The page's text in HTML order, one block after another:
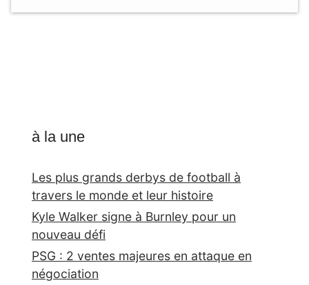
à la une
Les plus grands derbys de football à
travers le monde et leur histoire
Kyle Walker signe à Burnley pour un
nouveau défi
PSG : 2 ventes majeures en attaque en
négociation